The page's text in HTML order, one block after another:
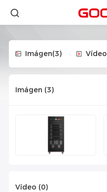
Imágen(3) Vídeo
Imágen (3)
Vídeo (0)